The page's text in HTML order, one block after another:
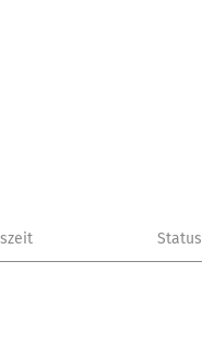
Status